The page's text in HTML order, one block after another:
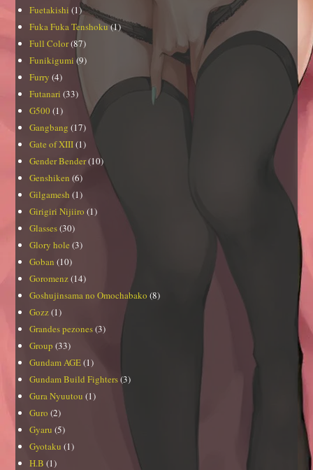
Fuetakishi (1)
Fuka Fuka Tenshoku(1)
Full Color(87)
Funikigumi (9)
Furry (4)
Futanari (33)
G500 (1)
Gangbang (17)
Gate of XIII(1)
Gender Bender(10)
Genshiken (6)
Gilgamesh (1)
Girigiri Nijiiro (1)
Glasses(30)
Glory hole (3)
Goban (10)
Goromenz(14)
Goshujinsama no Omochabako (8)
Gozz(1)
Grandes pezones(3)
Group (33)
Gundam AGE(1)
Gundam Build Fighters(3)
Gura Nyuutou (1)
Guro (2)
Gyaru (5)
Gyotaku (1)
H.B (1)